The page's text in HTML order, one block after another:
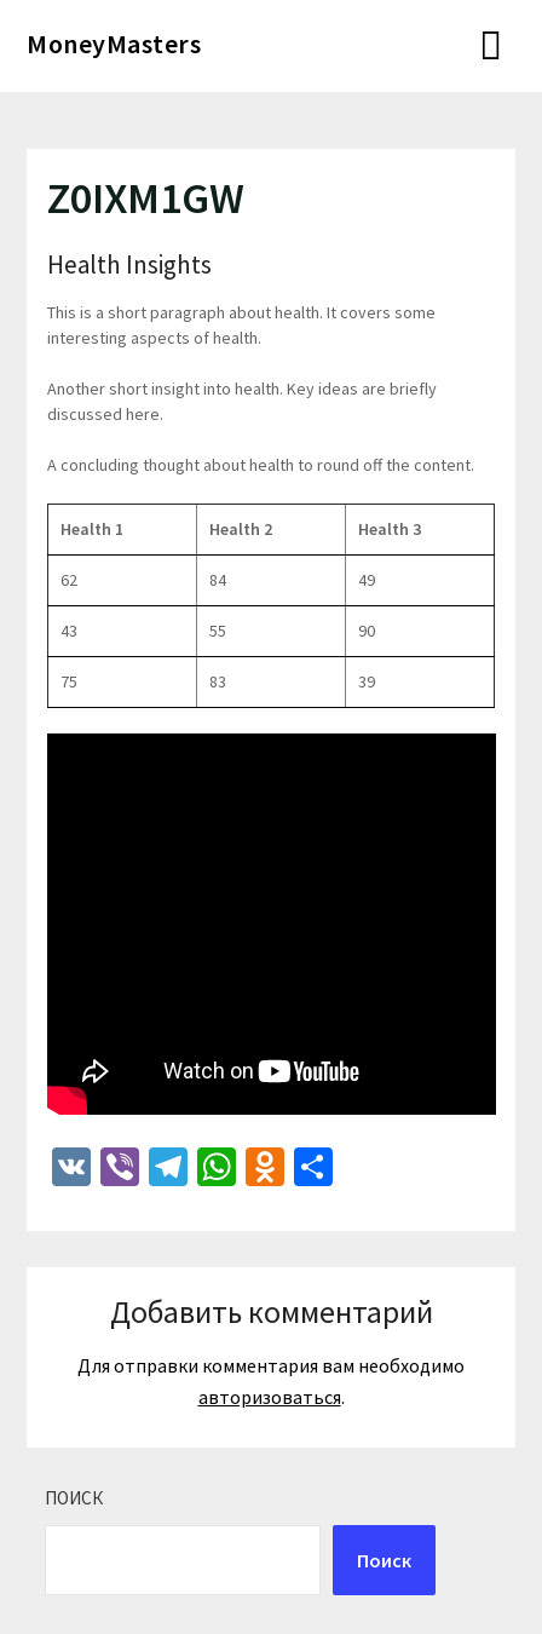
MoneyMasters
Z0IXM1GW
Health Insights
This is a short paragraph about health. It covers some
interesting aspects of health.
Another short insight into health. Key ideas are briefly
discussed here.
A concluding thought about health to round off the content.
Health 1 Health 2 Health 3
62 84 49
43 55 90
75 83 39
VKViberTelegram
WhatsApp
Odnoklassniki
Отправить
Добавить комментарий
Для отправки комментария вам необходимо
авторизоваться.
ПОИСК
Поиск